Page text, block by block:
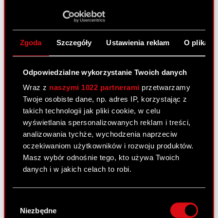
Zgoda Szczegóły Ustawienia reklam O
Odpowiedzialne wykorzystanie Twoich danych
Wraz z naszymi 1022 partnerami przetwarzamy
Twoje osobiste dane, np. adres IP, korzystając z
takich technologii jak pliki cookie, w celu
wyświetlania spersonalizowanych reklam i treści,
analizowania tychże, wychodzenia naprzeciw
oczekiwaniom użytkowników i rozwoju produktów.
Masz wybór odnośnie tego, kto używa Twoich
danych i w jakich celach to robi.
zgody
Niezbędne
Centrum wyników
Strategia
Podstawowe dane finansowe
Prezentacje i webcasty
Akcje na giełdzie
Dywidenda
Akcjonariat
Analitycy
Niezależny audytor
Walne Zgromadzenia
Wynagrodzenia członków